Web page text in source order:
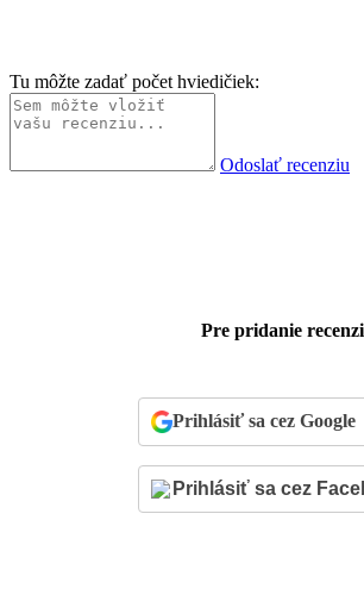
Tu môžte zadať počet hviedičiek:
Odoslať recenziu
Pre pridanie
Prihlásiť sa cez Google